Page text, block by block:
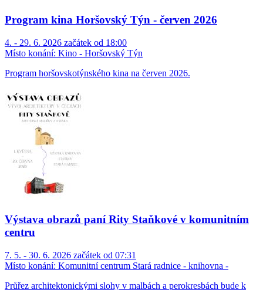
Program kina Horšovský Týn - červen 2026
4. - 29. 6. 2026 začátek od 18:00
Místo konání: Kino - Horšovský Týn
Program horšovskotýnského kina na červen 2026.
Výstava obrazů paní Rity Staňkové v komunitním
centru
7. 5. - 30. 6. 2026 začátek od 07:31
Místo konání: Komunitní centrum Stará radnice - knihovna -
Průřez architektonickými slohy v malbách a perokresbách bude k